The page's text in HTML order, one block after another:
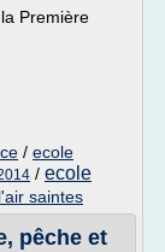
Première
/ ecole
/ ecole
saintes
pêche et